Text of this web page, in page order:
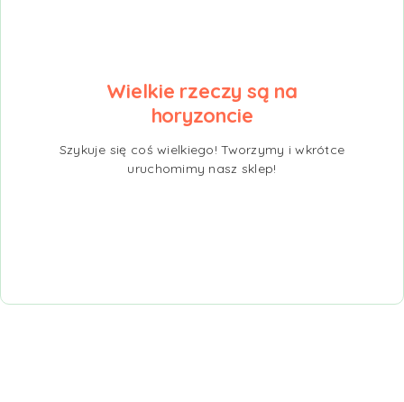
Wielkie rzeczy są na
horyzoncie
Szykuje się coś wielkiego! Tworzymy i wkrótce
uruchomimy nasz sklep!